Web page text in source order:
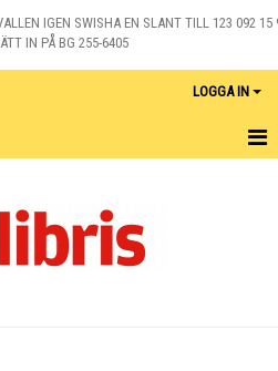
IGEN SWISHA EN SLANT TILL 123 092 15
IN PÅ BG 255-6405
LOGGA IN